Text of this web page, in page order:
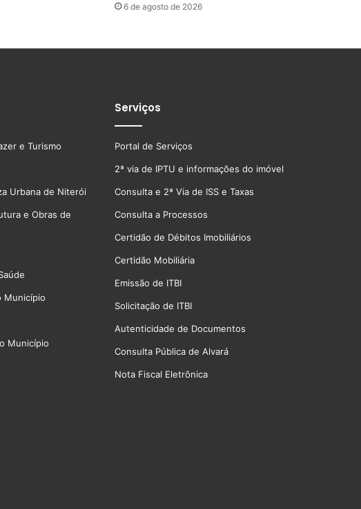
6 de agosto de 2026
e Turismo
Urbana de Niterói
e Obras de
Município
Município
Serviços
Portal de Serviços
2ª via de IPTU e informações do imóvel
Consulta e 2ª Via de ISS e Taxas
Consulta a Processos
Certidão de Débitos Imobiliários
Certidão Mobiliária
Emissão de ITBI
Solicitação de ITBI
Autenticidade de Documentos
Consulta Pública de Alvará
Nota Fiscal Eletrônica